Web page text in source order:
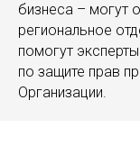
бизнеса – могут
региональное
помогут
по защите прав
Организации.